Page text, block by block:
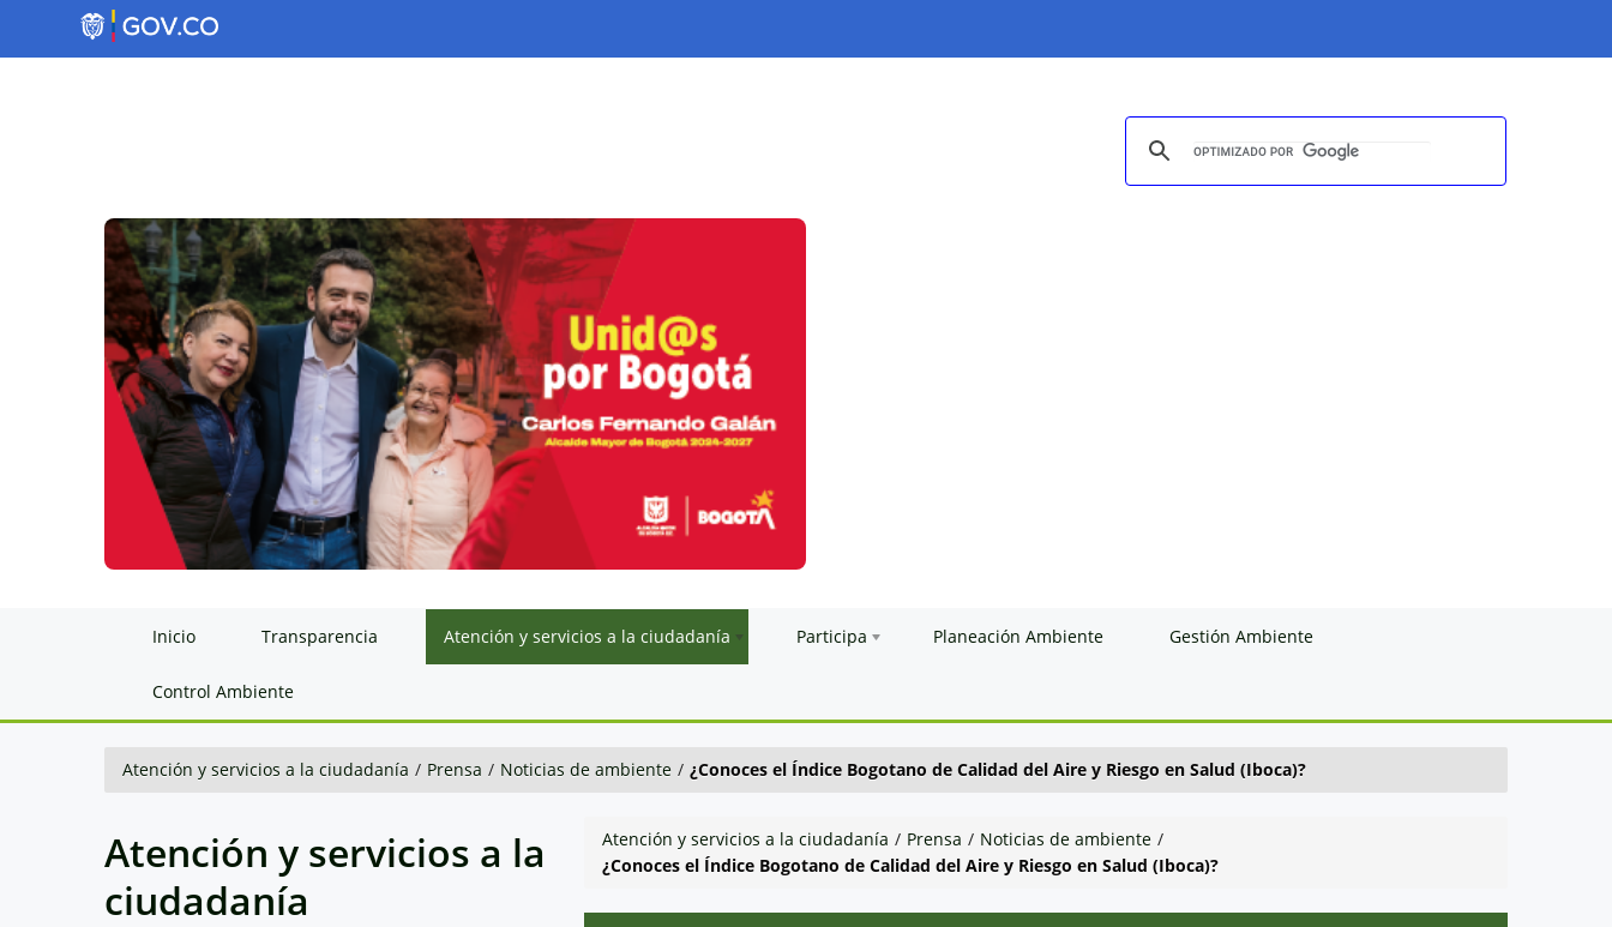
Inicio Transparencia Atención y servicios a la ciudadanía Participa Planeación Ambiente Gestión Ambiente
Control Ambiente
Atención y servicios a la ciudadanía / Prensa / Noticias de ambiente / ¿Conoces el Índice Bogotano de Calidad del Aire y Riesgo en Salud (Iboca)?
Atención y servicios a la
ciudadanía
Atención y servicios a la ciudadanía / Prensa / Noticias de ambiente /
¿Conoces el Índice Bogotano de Calidad del Aire y Riesgo en Salud (Iboca)?